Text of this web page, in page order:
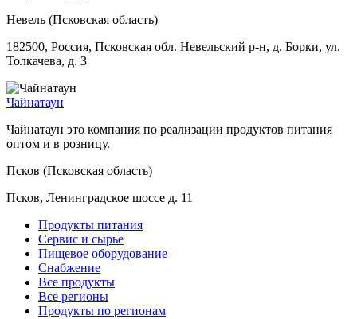
Невель (Псковская область)
182500, Россия, Псковская обл. Невельский р-н, д. Борки, ул.
Толкачева, д. 3
Чайнатаун
Чайнатаун это компания по реализации продуктов питания
оптом и в розницу.
Псков (Псковская область)
Псков, Ленинградское шоссе д. 11
Продукты питания
Сервис и сырье
Пищевое оборудование
Снабжение
Все продукты
Все регионы
Продукты по регионам